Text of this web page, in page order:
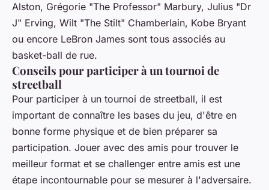
Alston, Grégorie "The Professor" Marbury, Julius "Dr
J" Erving, Wilt "The Stilt" Chamberlain, Kobe Bryant
ou encore LeBron James sont tous associés au
basket-ball de rue.
Conseils pour participer à un tournoi de
streetball
Pour participer à un tournoi de streetball, il est
important de connaître les bases du jeu, d'être en
bonne forme physique et de bien préparer sa
participation. Jouer avec des amis pour trouver le
meilleur format et se challenger entre amis est une
étape incontournable pour se mesurer à l'adversaire.